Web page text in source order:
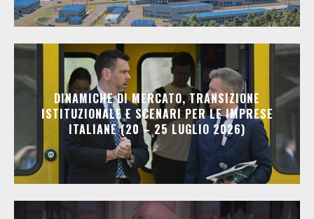
DINAMICHE DI MERCATO, TRANSIZIONE
ISTITUZIONALE E SCENARI PER LE IMPRESE
ITALIANE (20 – 25 LUGLIO 2026)